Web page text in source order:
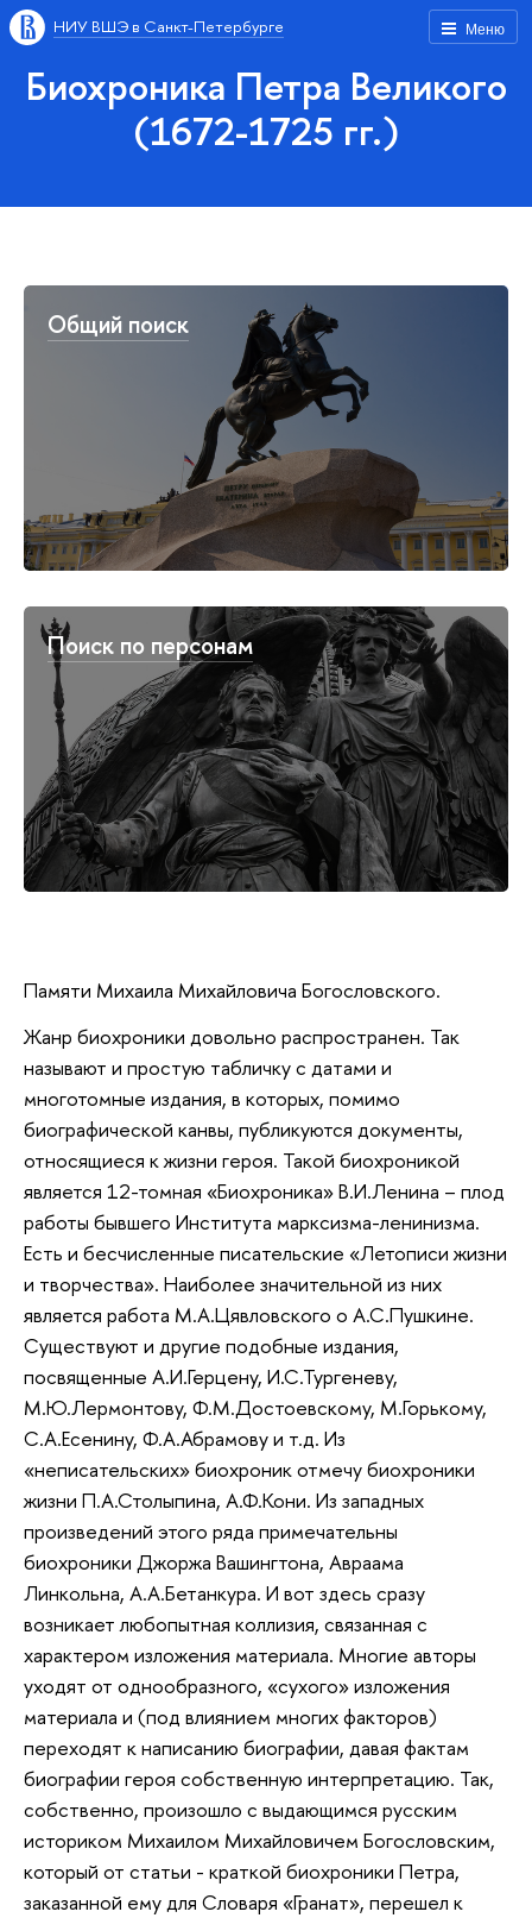
Меню
НИУ ВШЭ в Санкт-Петербурге
Биохроника Петра Великого
(1672-1725 гг.)
Общий поиск
Поиск по персонам
Памяти Михаила Михайловича Богословского.
Жанр биохроники довольно распространен. Так
называют и простую табличку с датами и
многотомные издания, в которых, помимо
биографической канвы, публикуются документы,
относящиеся к жизни героя. Такой биохроникой
является 12-томная «Биохроника» В.И.Ленина – плод
работы бывшего Института марксизма-ленинизма.
Есть и бесчисленные писательские «Летописи жизни
и творчества». Наиболее значительной из них
является работа М.А.Цявловского о А.С.Пушкине.
Существуют и другие подобные издания,
посвященные А.И.Герцену, И.С.Тургеневу,
М.Ю.Лермонтову, Ф.М.Достоевскому, М.Горькому,
С.А.Есенину, Ф.А.Абрамову и т.д. Из
«неписательских» биохроник отмечу биохроники
жизни П.А.Столыпина, А.Ф.Кони. Из западных
произведений этого ряда примечательны
биохроники Джоржа Вашингтона, Авраама
Линкольна, А.А.Бетанкура. И вот здесь сразу
возникает любопытная коллизия, связанная с
характером изложения материала. Многие авторы
уходят от однообразного, «сухого» изложения
материала и (под влиянием многих факторов)
переходят к написанию биографии, давая фактам
биографии героя собственную интерпретацию. Так,
собственно, произошло с выдающимся русским
историком Михаилом Михайловичем Богословским,
который от статьи - краткой биохроники Петра,
заказанной ему для Словаря «Гранат», перешел к